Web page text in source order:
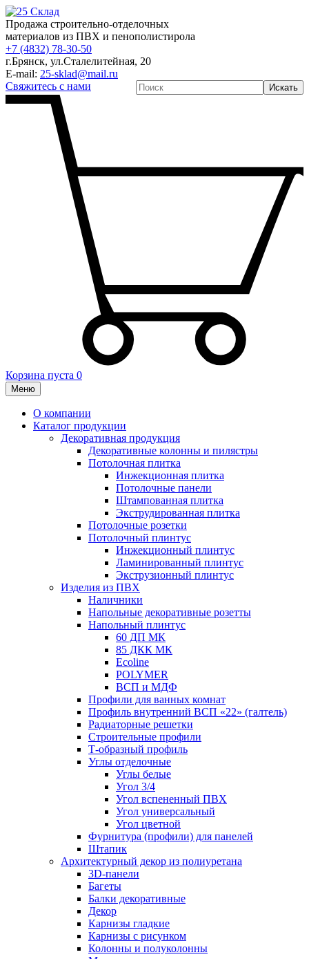
Продажа строительно-отделочных
материалов из ПВХ и пенополистирола
+7 (4832) 78-30-50
г.Брянск, ул.Сталелитейная, 20
E-mail: 25-sklad@mail.ru
Свяжитесь с нами
Искать
Корзина пуста 0
Меню
О компании
Каталог продукции
Декоративная продукция
Декоративные колонны и пилястры
Потолочная плитка
Инжекционная плитка
Потолочные панели
Штампованная плитка
Экструдированная плитка
Потолочные розетки
Потолочный плинтус
Инжекционный плинтус
Ламинированный плинтус
Экструзионный плинтус
Изделия из ПВХ
Наличники
Напольные декоративные розетты
Напольный плинтус
60 ДП МК
85 ДКК МК
Ecoline
POLYMER
ВСП и МДФ
Профили для ванных комнат
Профиль внутренний ВСП «22» (галтель)
Радиаторные решетки
Строительные профили
Т-образный профиль
Углы отделочные
Углы белые
Угол 3/4
Угол вспененный ПВХ
Угол универсальный
Угол цветной
Фурнитура (профили) для панелей
Штапик
Архитектурный декор из полиуретана
3D-панели
Багеты
Балки декоративные
Декор
Карнизы гладкие
Карнизы с рисунком
Колонны и полуколонны